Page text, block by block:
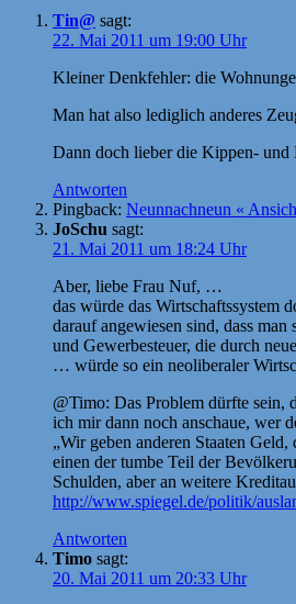
Tin@ sagt:
22. Mai 2011 um 19:00 Uhr
Kleiner Denkfehler: die
Man hat also lediglich anderes
Dann doch lieber die Kippen- und
Antworten
Pingback: Neunnachneun «
JoSchu sagt:
21. Mai 2011 um 18:24 Uhr
Aber, liebe Frau Nuf, …
das würde das Wirtschaftssystem
darauf angewiesen sind, dass
und Gewerbesteuer, die durch
… würde so ein neoliberaler
@Timo: Das Problem dürfte sein,
ich mir dann noch anschaue, wer
„Wir geben anderen Staaten
einen der tumbe Teil der
Schulden, aber an weitere
http://www.spiegel.de/politik/
Antworten
Timo sagt:
20. Mai 2011 um 20:33 Uhr